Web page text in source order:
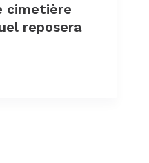
cimetière
reposera